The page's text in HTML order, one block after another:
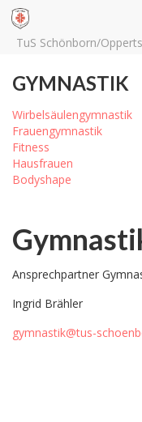
TuS Schönborn/
GYMNASTIK
Wirbelsäulengymnastik
Frauengymnastik
Fitness
Hausfrauen
Bodyshape
Ansprechpartner
Ingrid Brähler
gymnastik@tus-